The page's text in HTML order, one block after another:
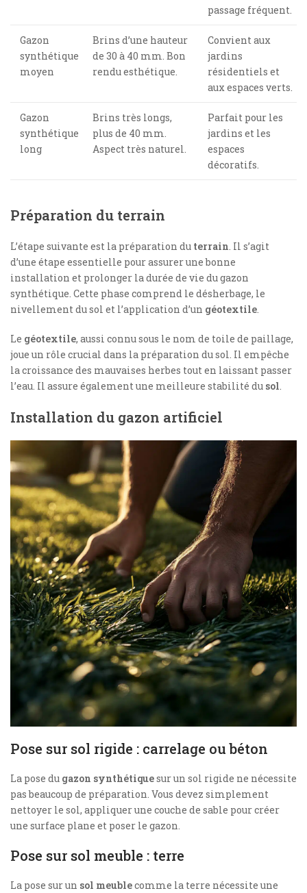
passage fréquent.
Gazon
synthétique
moyen
Brins d’une hauteur
de 30 à 40 mm. Bon
rendu esthétique.
Convient aux
jardins
résidentiels et
aux espaces verts.
Gazon
synthétique
long
Brins très longs,
plus de 40 mm.
Aspect très naturel.
Parfait pour les
jardins et les
espaces
décoratifs.
Préparation du terrain
L’étape suivante est la préparation du terrain . Il s’agit
d’une étape essentielle pour assurer une bonne
installation et prolonger la durée de vie du gazon
synthétique. Cette phase comprend le désherbage, le
nivellement du sol et l’application d’un géotextile
Le géotextile, aussi connu sous le nom de toile de paillage,
joue un rôle crucial dans la préparation du sol. Il empêche
la croissance des mauvaises herbes tout en laissant passer
l’eau. Il assure également une meilleure stabilité du sol
Installation du gazon artificiel
Pose sur sol rigide : carrelage ou béton
La pose du gazon synthétiquesur un sol rigide ne nécessite
pas beaucoup de préparation. Vous devez simplement
nettoyer le sol, appliquer une couche de sable pour créer
une surface plane et poser le gazon.
Pose sur sol meuble : terre
La pose sur un sol meublecomme la terre nécessite une